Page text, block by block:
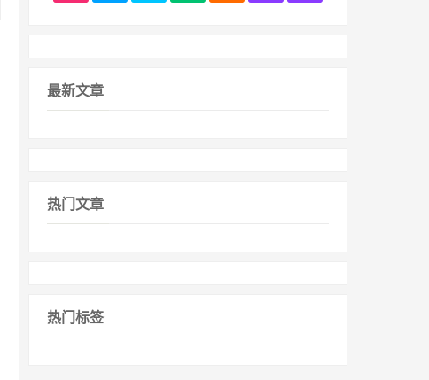
最新文章
热门文章
热门标签